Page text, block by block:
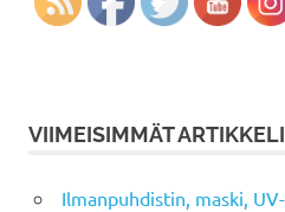
VIIMEISIMMÄT
Ilmanpuhdistin, maski,